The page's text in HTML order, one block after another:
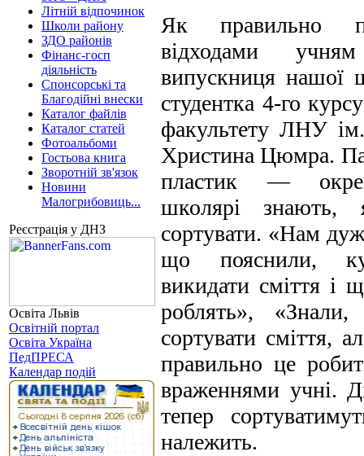
Літній відпочинок
Школи району
ЗДО районів
Фінанс-госп
діяльність
Спонсорські та
Благодійні внески
Каталог файлів
Каталог статей
Фотоальбоми
Гостьова книга
Зворотній зв'язок
Новини
Малогрибовиць...
Реєстрація у ДНЗ
Освіта Львів
Освітній портал
Освіта Україна
ПедПРЕСА
Календар подій
Як правильно
відходами учням
випускниця нашої
студентка 4-го
факультету ЛНУ
Христина Цюмра.
пластик —
школярі знають,
сортувати. «Нам
що пояснили,
викидати сміття і
роблять»,
сортувати сміття,
правильно це
враженнями учні.
тепер
належить.